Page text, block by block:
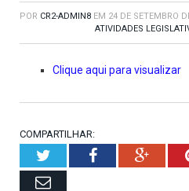
POR CR2-ADMIN8 EM 24 DE SETEMBRO
ATIVIDADES
Clique aqui para visualizar
COMPARTILHAR:
TwitterFacebook
Email